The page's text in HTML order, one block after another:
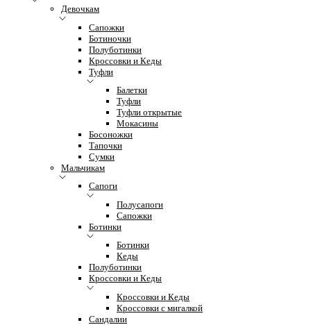
Девочкам
Сапожки
Ботиночки
Полуботинки
Кроссовки и Кеды
Туфли
Балетки
Туфли
Туфли открытые
Мокасины
Босоножки
Тапочки
Сумки
Мальчикам
Сапоги
Полусапоги
Сапожки
Ботинки
Ботинки
Кеды
Полуботинки
Кроссовки и Кеды
Кроссовки и Кеды
Кроссовки с мигалкой
Сандалии